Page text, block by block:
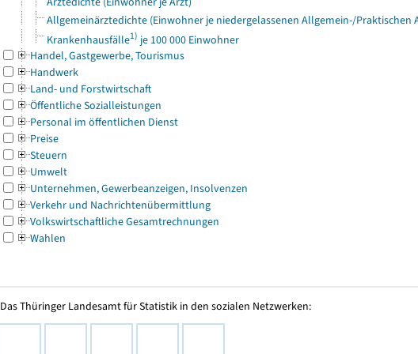
Allgemeinärztedichte (Einwohner je niedergelassenen Allgemein-/Praktischen
Krankenhausfälle1) je 100 000 Einwohner
Handel, Gastgewerbe, Tourismus
Handwerk
Land- und Forstwirtschaft
Öffentliche Sozialleistungen
Personal im öffentlichen Dienst
Preise
Steuern
Umwelt
Unternehmen, Gewerbeanzeigen, Insolvenzen
Verkehr und Nachrichtenübermittlung
Volkswirtschaftliche Gesamtrechnungen
Wahlen
Das Thüringer Landesamt für Statistik in den sozialen Netzwerken: